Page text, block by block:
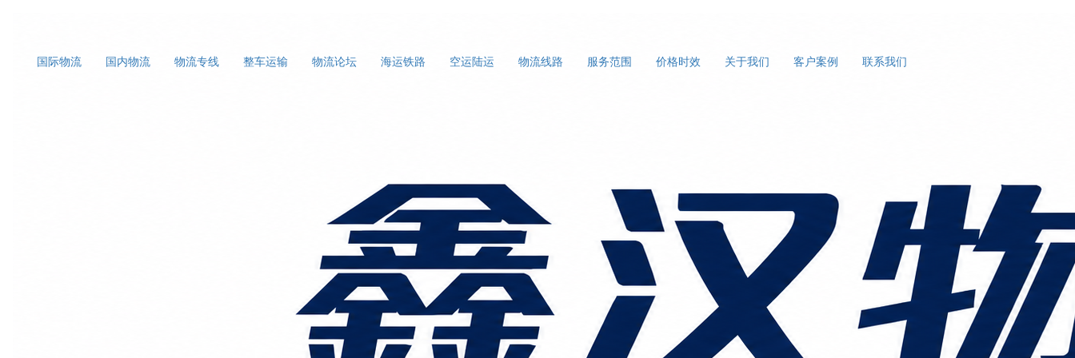
国际物流 国内物流 物流专线 整车运输 物流论坛 海运铁路 空运陆运 物流线路 服务范围 价格时效 关于我们 客户案例 联系我们
运输大件家具的货运代理：破解“笨重”难题的专业护航者